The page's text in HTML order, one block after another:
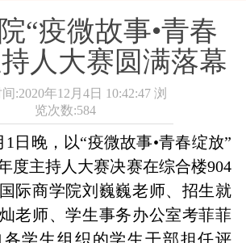
“疫微故事•青春
人大赛圆满落幕
:2020年12月4日 10:42:47 浏
览次数:584
1 日晚，以“疫微故事•青春绽放”
度主持人大赛决赛在综合楼904
际商学院刘巍巍老师、招生就
老师、学生事务办公室考菲菲
学生组织的学生干部担任评